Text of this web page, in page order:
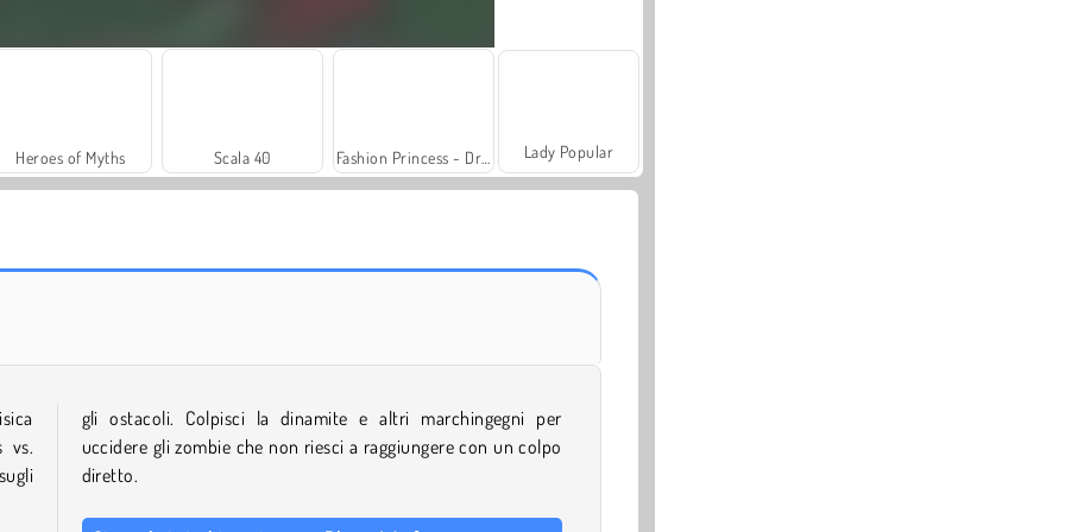
Heroes of Myths Scala 40 Lady Popular
vs.
gli ostacoli. Colpisci la dinamite e altri marchingegni per
uccidere gli zombie che non riesci a raggiungere con un colpo
diretto.